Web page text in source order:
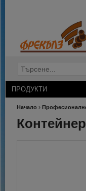
ПРОДУКТИ
Начало ›